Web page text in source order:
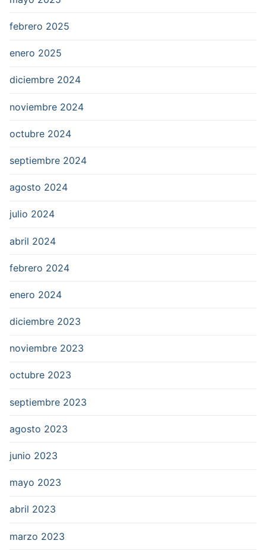
febrero 2025
enero 2025
diciembre 2024
noviembre 2024
octubre 2024
septiembre 2024
agosto 2024
julio 2024
abril 2024
febrero 2024
enero 2024
diciembre 2023
noviembre 2023
octubre 2023
septiembre 2023
agosto 2023
junio 2023
mayo 2023
abril 2023
marzo 2023